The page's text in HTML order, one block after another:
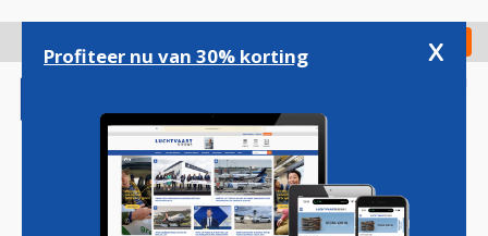
gaan
Check in
Profiteer nu van 30% korting x